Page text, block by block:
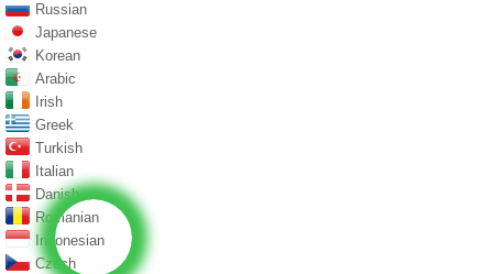
Russian
Japanese
Korean
Arabic
Irish
Greek
Turkish
Italian
Danish
Romanian
Indonesian
Czech